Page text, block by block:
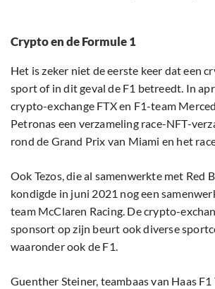
Crypto en de Formule 1
Het is zeker niet de eerste keer dat een
sport of in dit geval de F1 betreedt. In
crypto-exchange FTX en F1-team
Petronas een verzameling race-NFT-
rond de Grand Prix van Miami en het
Ook Tezos, die al samenwerkte met Red
kondigde in juni 2021 nog een
team McClaren Racing. De crypto-
sponsort op zijn beurt ook diverse
waaronder ook de F1.
Guenther Steiner, teambaas van Haas F1